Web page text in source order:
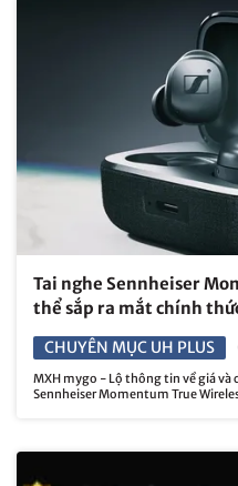
Tai nghe Sennheiser
thể sắp ra mắt chính
CHUYÊN MỤC UH PLUS
MXH mygo - Lộ thông tin về giá và
Sennheiser Momentum True